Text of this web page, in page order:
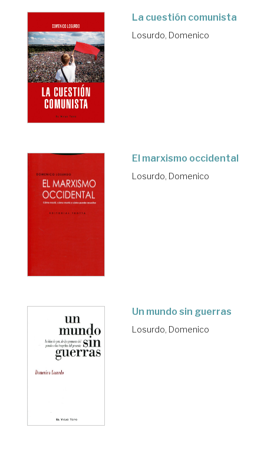
La cuestión comunista
Losurdo, Domenico
El marxismo occidental
Losurdo, Domenico
Un mundo sin guerras
Losurdo, Domenico